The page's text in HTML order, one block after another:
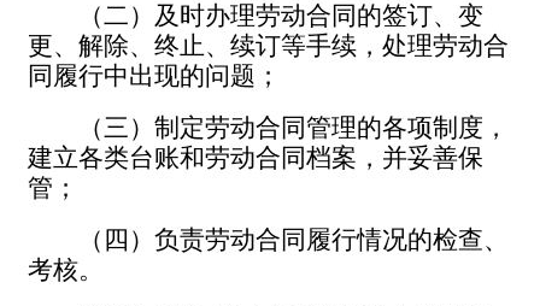
（二）及时办理劳动合同的签订、变
更、解除、终止、续订等手续，处理劳动合
同履行中出现的问题；
（三）制定劳动合同管理的各项制度，
建立各类台账和劳动合同档案，并妥善保
管；
（四）负责劳动合同履行情况的检查、
考核。